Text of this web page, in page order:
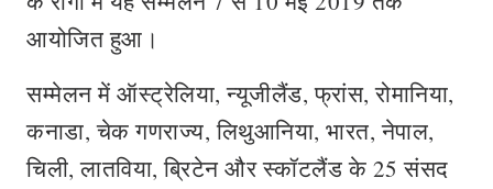
आयोजित हुआ।
सम्मेलन में ऑस्ट्रेलिया, न्यूजीलैंड, फ्रांस, रोमानिया,
कनाडा, चेक गणराज्य, लिथुआनिया, भारत, नेपाल,
चिली, लातविया, ब्रिटेन और स्कॉटलैंड के 25 संसद